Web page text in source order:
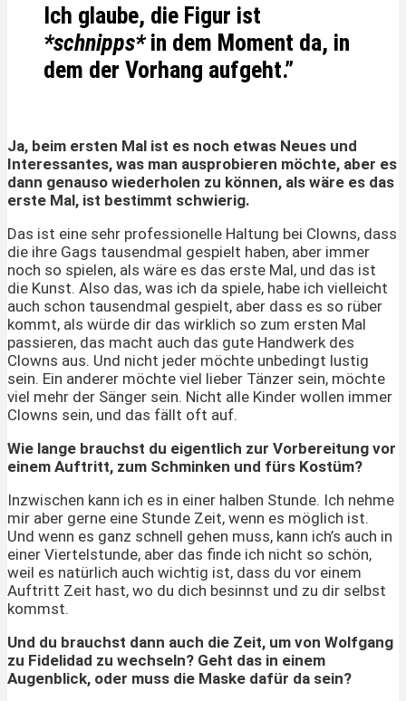
Ich glaube, die Figur ist
*schnipps*in dem Moment da, in
dem der Vorhang aufgeht.”
Ja, beim ersten Mal ist es noch etwas Neues und
Interessantes, was man ausprobieren möchte, aber es
dann genauso wiederholen zu können, als wäre es das
erste Mal, ist bestimmt schwierig.
Das ist eine sehr professionelle Haltung bei Clowns, dass
die ihre Gags tausendmal gespielt haben, aber immer
noch so spielen, als wäre es das erste Mal, und das ist
die Kunst. Also das, was ich da spiele, habe ich vielleicht
auch schon tausendmal gespielt, aber dass es so rüber
kommt, als würde dir das wirklich so zum ersten Mal
passieren, das macht auch das gute Handwerk des
Clowns aus. Und nicht jeder möchte unbedingt lustig
sein. Ein anderer möchte viel lieber Tänzer sein, möchte
viel mehr der Sänger sein. Nicht alle Kinder wollen immer
Clowns sein, und das fällt oft auf.
Wie lange brauchst du eigentlich zur Vorbereitung vor
einem Auftritt, zum Schminken und fürs Kostüm?
Inzwischen kann ich es in einer halben Stunde. Ich nehme
mir aber gerne eine Stunde Zeit, wenn es möglich ist.
Und wenn es ganz schnell gehen muss, kann ich’s auch in
einer Viertelstunde, aber das finde ich nicht so schön,
weil es natürlich auch wichtig ist, dass du vor einem
Auftritt Zeit hast, wo du dich besinnst und zu dir selbst
kommst.
Und du brauchst dann auch die Zeit, um von Wolfgang
zu Fidelidad zu wechseln? Geht das in einem
Augenblick, oder muss die Maske dafür da sein?